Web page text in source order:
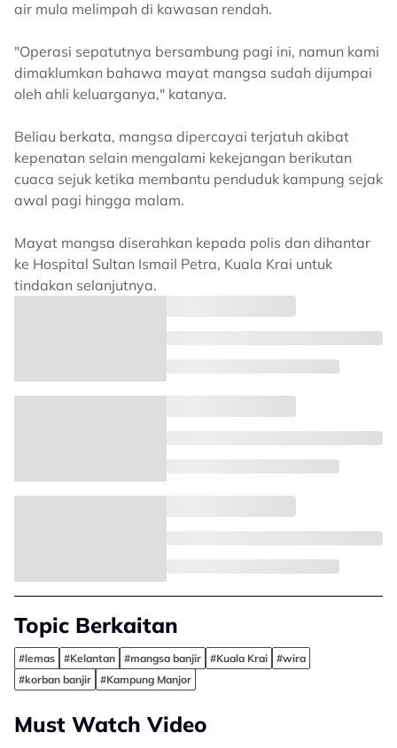
air mula melimpah di kawasan rendah.
"Operasi sepatutnya bersambung pagi ini, namun kami
dimaklumkan bahawa mayat mangsa sudah dijumpai
oleh ahli keluarganya," katanya.
Beliau berkata, mangsa dipercayai terjatuh akibat
kepenatan selain mengalami kekejangan berikutan
cuaca sejuk ketika membantu penduduk kampung sejak
awal pagi hingga malam.
Mayat mangsa diserahkan kepada polis dan dihantar
ke Hospital Sultan Ismail Petra, Kuala Krai untuk
tindakan selanjutnya.
Topic Berkaitan
#lemas #Kelantan #mangsa banjir #Kuala Krai
#wira
#korban banjir
#Kampung Manjor
Must Watch Video